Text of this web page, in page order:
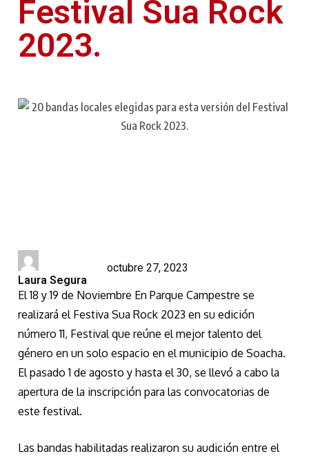
Festival Sua Rock
2023.
Laura Segura
octubre 27, 2023
El 18 y 19 de Noviembre En Parque Campestre se
realizará el Festiva Sua Rock 2023 en su edición
número 11, Festival que reúne el mejor talento del
género en un solo espacio en el municipio de Soacha.
El pasado 1 de agosto y hasta el 30, se llevó a cabo la
apertura de la inscripción para las convocatorias de
este festival.
Las bandas habilitadas realizaron su audición entre el